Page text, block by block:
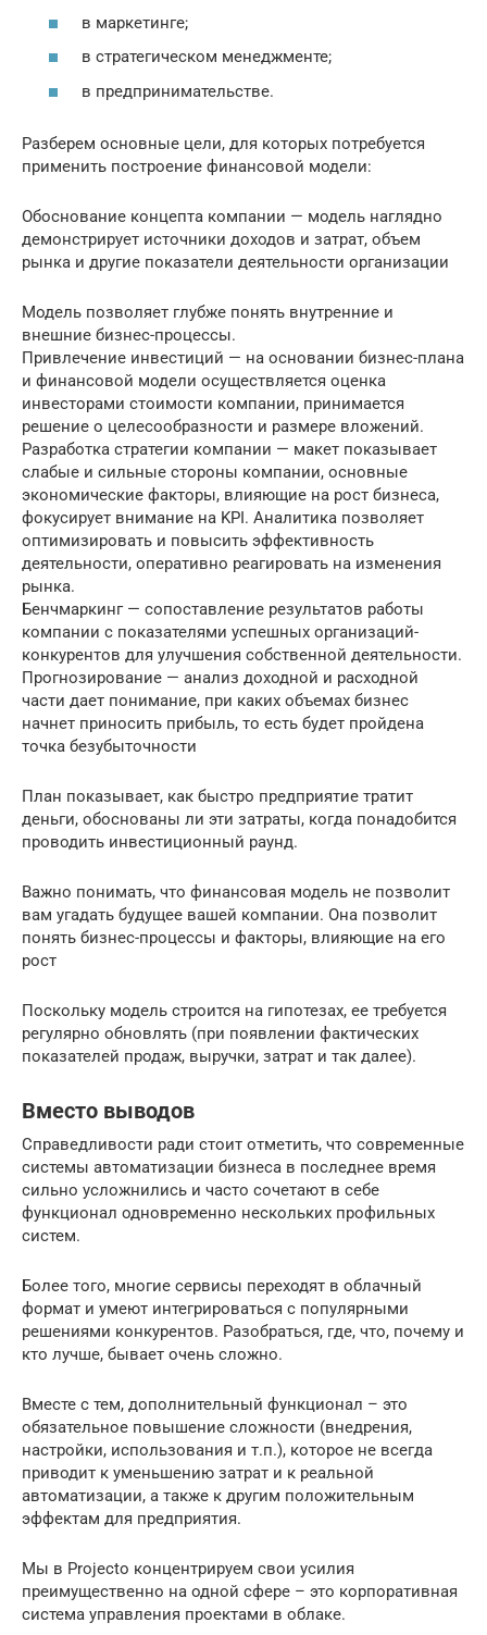
в маркетинге;
в стратегическом менеджменте;
в предпринимательстве.
Разберем основные цели, для которых потребуется
применить построение финансовой модели:
Обоснование концепта компании — модель наглядно
демонстрирует источники доходов и затрат, объем
рынка и другие показатели деятельности организации
Модель позволяет глубже понять внутренние и
внешние бизнес-процессы.
Привлечение инвестиций — на основании бизнес-плана
и финансовой модели осуществляется оценка
инвесторами стоимости компании, принимается
решение о целесообразности и размере вложений.
Разработка стратегии компании — макет показывает
слабые и сильные стороны компании, основные
экономические факторы, влияющие на рост бизнеса,
фокусирует внимание на KPI. Аналитика позволяет
оптимизировать и повысить эффективность
деятельности, оперативно реагировать на изменения
рынка.
Бенчмаркинг — сопоставление результатов работы
компании с показателями успешных организаций-
конкурентов для улучшения собственной деятельности.
Прогнозирование — анализ доходной и расходной
части дает понимание, при каких объемах бизнес
начнет приносить прибыль, то есть будет пройдена
точка безубыточности
План показывает, как быстро предприятие тратит
деньги, обоснованы ли эти затраты, когда понадобится
проводить инвестиционный раунд.
Важно понимать, что финансовая модель не позволит
вам угадать будущее вашей компании. Она позволит
понять бизнес-процессы и факторы, влияющие на его
рост
Поскольку модель строится на гипотезах, ее требуется
регулярно обновлять (при появлении фактических
показателей продаж, выручки, затрат и так далее).
Вместо выводов
Справедливости ради стоит отметить, что современные
системы автоматизации бизнеса в последнее время
сильно усложнились и часто сочетают в себе
функционал одновременно нескольких профильных
систем.
Более того, многие сервисы переходят в облачный
формат и умеют интегрироваться с популярными
решениями конкурентов. Разобраться, где, что, почему и
кто лучше, бывает очень сложно.
Вместе с тем, дополнительный функционал – это
обязательное повышение сложности (внедрения,
настройки, использования и т.п.), которое не всегда
приводит к уменьшению затрат и к реальной
автоматизации, а также к другим положительным
эффектам для предприятия.
Мы в Projecto концентрируем свои усилия
преимущественно на одной сфере – это корпоративная
система управления проектами в облаке.